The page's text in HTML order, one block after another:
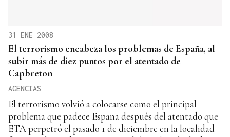
31 ENE 2008
El terrorismo encabeza los problemas de España, al
subir más de diez puntos por el atentado de
Capbreton
AGENCIAS
El terrorismo volvió a colocarse como el principal
problema que padece España después del atentado que
ETA perpetró el pasado 1 de diciembre en la localidad